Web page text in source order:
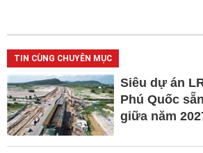
TIN CÙNG CHUYÊN MỤC
Siêu dự án
Phú Quốc
giữa năm